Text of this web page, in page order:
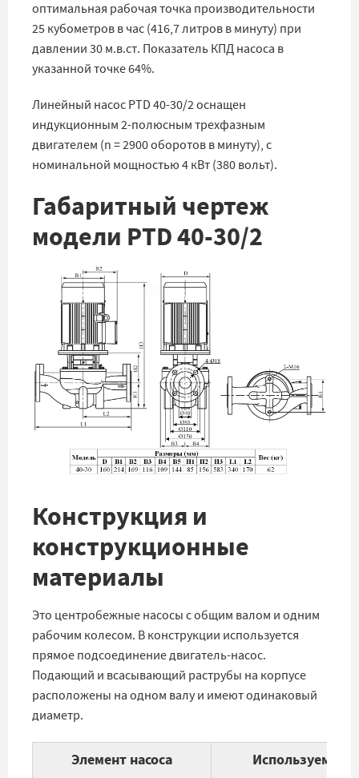
оптимальная рабочая точка производительности
25 кубометров в час (416,7 литров в минуту) при
давлении 30 м.в.ст. Показатель КПД насоса в
указанной точке 64%.
Линейный насос PTD 40-30/2 оснащен
индукционным 2-полюсным трехфазным
двигателем (n = 2900 оборотов в минуту), с
номинальной мощностью 4 кВт (380 вольт).
Габаритный чертеж
модели PTD 40-30/2
Конструкция и
конструкционные
материалы
Это центробежные насосы с общим валом и одним
рабочим колесом. В конструкции используется
прямое подсоединение двигатель-насос.
Подающий и всасывающий раструбы на корпусе
расположены на одном валу и имеют одинаковый
диаметр.
Элемент насоса
Используемые